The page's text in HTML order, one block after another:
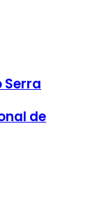
de